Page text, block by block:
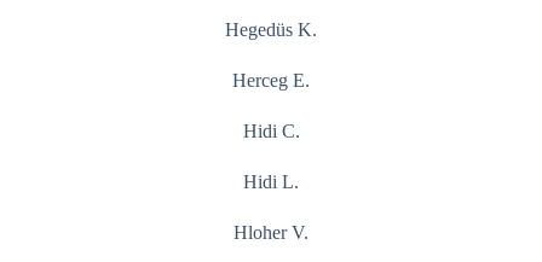
Hegedüs K.
Herceg E.
Hidi C.
Hidi L.
Hloher V.